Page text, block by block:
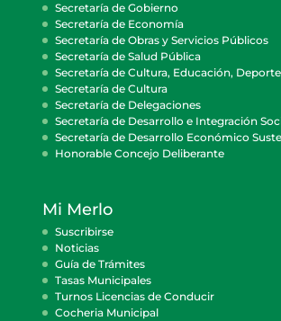
Secretaría de Gobierno
Secretaría de Economía
Secretaría de Obras y Servicios Públicos
Secretaría de Salud Pública
Secretaría de Cultura, Educación,
Secretaría de Cultura
Secretaría de Delegaciones
Secretaría de Desarrollo e Integración
Secretaría de Desarrollo Económico
Honorable Concejo Deliberante
Mi Merlo
Suscribirse
Noticias
Guía de Trámites
Tasas Municipales
Turnos Licencias de Conducir
Cocheria Municipal